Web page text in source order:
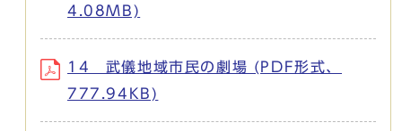
4.08MB)
14 武儀地域市民の劇場 (PDF形式、
777.94KB)